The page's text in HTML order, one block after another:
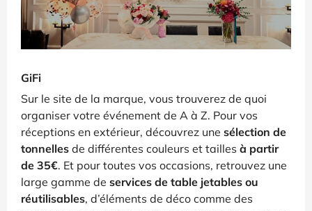
GiFi
Sur le site de la marque, vous trouverez de quoi
organiser votre événement de A à Z. Pour vos
réceptions en extérieur, découvrez une sélection de
tonnelles de différentes couleurs et tailles à partir
de 35€. Et pour toutes vos occasions, retrouvez une
large gamme de services de table jetables ou
réutilisables, d’éléments de déco comme des